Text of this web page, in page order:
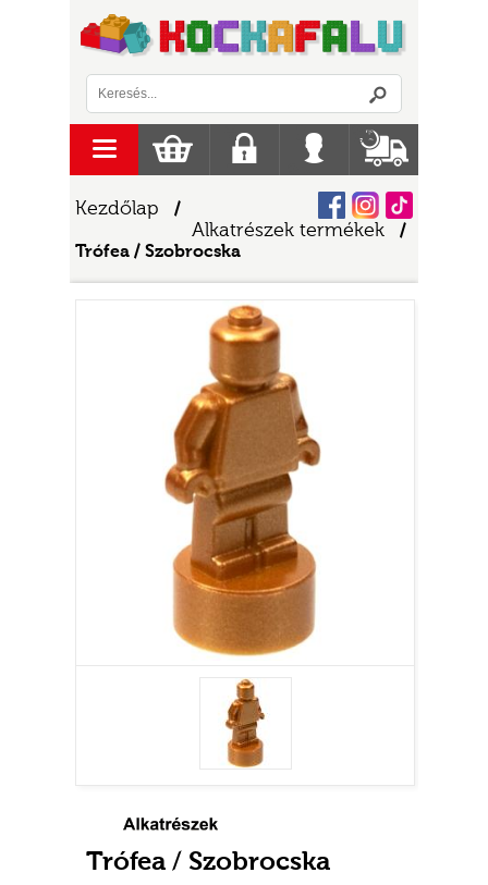
Kezdőlap /
Alkatrészek termékek
/
Trófea / Szobrocska
Trófea / Szobrocska